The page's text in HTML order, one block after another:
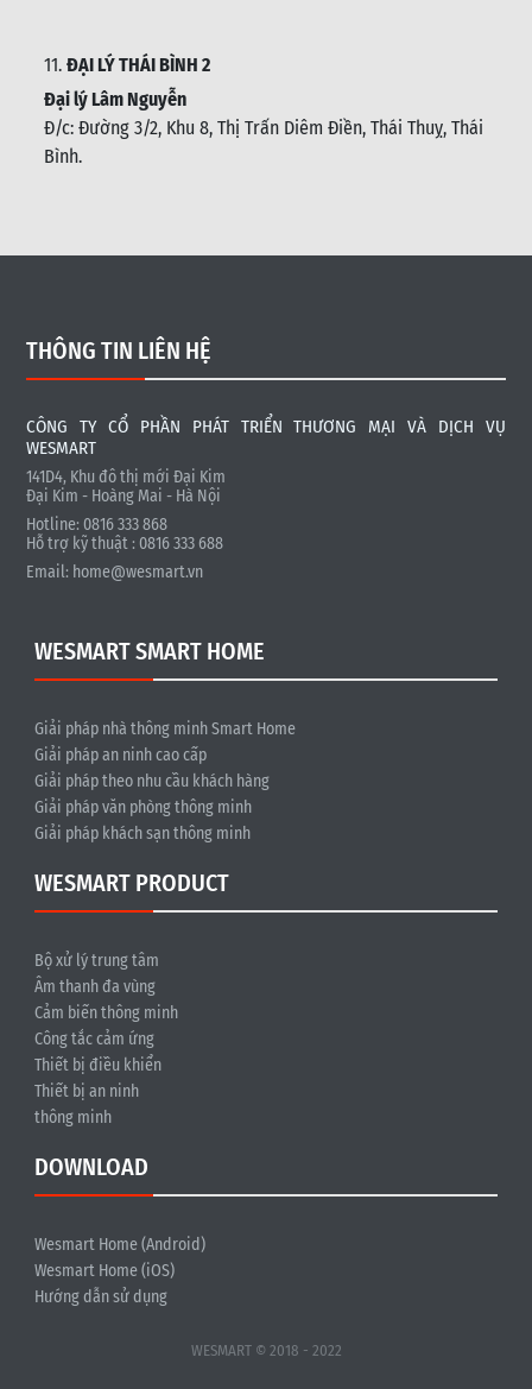
11.ĐẠI LÝ THÁI BÌNH 2
Đại lý Lâm Nguyễn
Đ/c: Đường 3/2, Khu 8, Thị Trấn Diêm Điền, Thái Thuỵ, Thái
THÔNG TIN LIÊN HỆ
CÔNG TY CỔ PHẦN PHÁT TRIỂN THƯƠNG MẠI VÀ DỊCH VỤ
WESMART
141D4, Khu đô thị mới Đại Kim
Đại Kim - Hoàng Mai - Hà Nội
Hotline: 0816 333 868
Hỗ trợ kỹ thuật : 0816 333 688
WESMART SMART HOME
Giải pháp nhà thông minh Smart Home
Giải pháp an ninh cao cấp
Giải pháp theo nhu cầu khách hàng
Giải pháp văn phòng thông minh
Giải pháp khách sạn thông minh
WESMART PRODUCT
Bộ xử lý trung tâm
Âm thanh đa vùng
Cảm biến thông minh
Công tắc cảm ứng
Thiết bị điều khiển
Thiết bị an ninh
thông minh
DOWNLOAD
Wesmart Home (Android)
Wesmart Home (iOS)